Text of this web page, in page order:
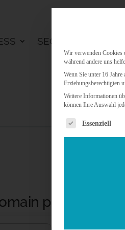
SEO
3
prüfen
Wir verwenden Cookies
während andere uns
Wenn Sie unter 16
Erziehungsberechtigten
Weitere Informationen
können Ihre Auswahl
Es folgt eine
Essenziell